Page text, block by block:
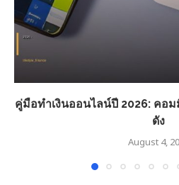
คู่มือทำเงินออนไลน์ปี 2026: คอ
ดัง
August 4,